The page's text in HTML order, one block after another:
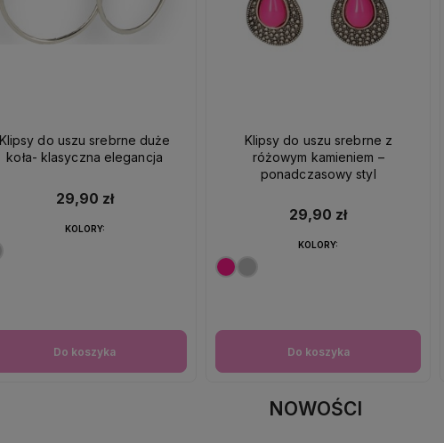
Klipsy do uszu srebrne duże
koła- klasyczna elegancja
29,90 zł
Do koszyka
KOLORY:
Klipsy do uszu srebrne z
różowym kamieniem –
ponadczasowy styl
29,90 zł
Do koszyka
KOLORY:
NOWOŚCI